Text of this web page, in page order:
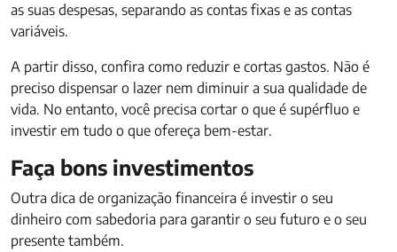
as suas despesas, separando as contas fixas e as contas
variáveis.
A partir disso, confira como reduzir e cortas gastos. Não é
preciso dispensar o lazer nem diminuir a sua qualidade de
vida. No entanto, você precisa cortar o que é supérfluo e
investir em tudo o que ofereça bem-estar.
Faça bons investimentos
Outra dica de organização financeira é investir o seu
dinheiro com sabedoria para garantir o seu futuro e o seu
presente também.